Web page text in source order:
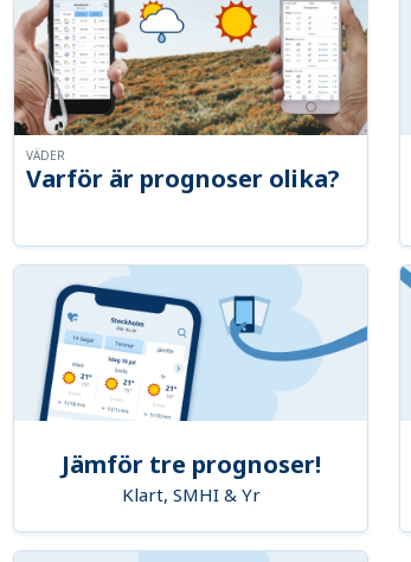
Varför är prognoser olika?
VÄDER
Jämför tre prognoser!
Klart, SMHI & Yr